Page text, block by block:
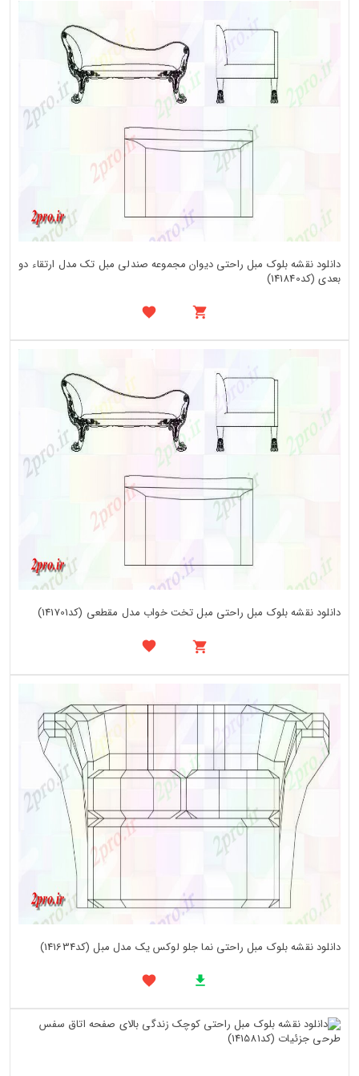
دانلود نقشه بلوک مبل راحتی دیوان مجموعه صندلی مبل تک مدل ارتقاء دو
بعدی (کد141840)
دانلود نقشه بلوک مبل راحتی مبل تخت خواب مدل مقطعی (کد141701)
دانلود نقشه بلوک مبل راحتی نما جلو لوکس یک مدل مبل (کد141634)